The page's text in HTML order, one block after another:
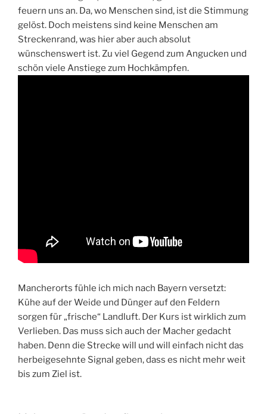
feuern uns an. Da, wo Menschen sind, ist die Stimmung
gelöst. Doch meistens sind keine Menschen am
Streckenrand, was hier aber auch absolut
wünschenswert ist. Zu viel Gegend zum Angucken und
schön viele Anstiege zum Hochkämpfen.
Mancherorts fühle ich mich nach Bayern versetzt:
Kühe auf der Weide und Dünger auf den Feldern
sorgen für „frische“ Landluft. Der Kurs ist wirklich zum
Verlieben. Das muss sich auch der Macher gedacht
haben. Denn die Strecke will und will einfach nicht das
herbeigesehnte Signal geben, dass es nicht mehr weit
bis zum Ziel ist.